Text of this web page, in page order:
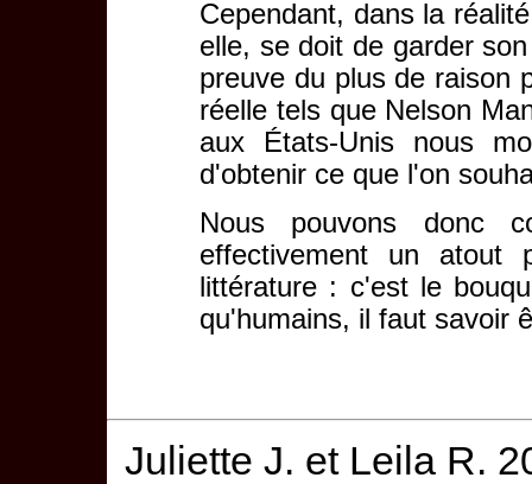
Cependant, dans la
elle, se doit de garder
preuve du plus de raison
réelle tels que Nelson
aux États-Unis nous
d'obtenir ce que l'on
Nous pouvons donc
effectivement un atout
littérature : c'est le
qu'humains, il faut savoir
Juliette J. et Leila R.